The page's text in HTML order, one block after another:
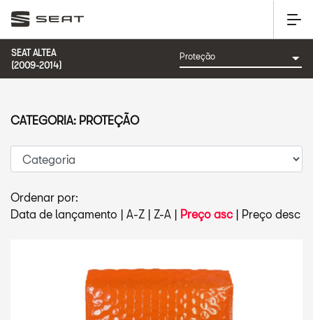
SEAT ALTEA
(2009-2014)
Ordenar por:
Data de lançamento | A-Z | Z-A | Preço asc| Preço desc
CATEGORIA: PROTEÇÃO